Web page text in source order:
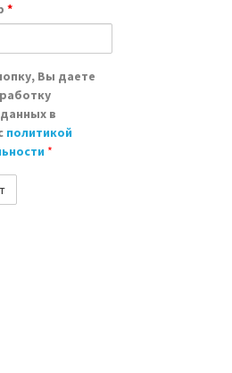
*
Вы даете
в
политикой
*